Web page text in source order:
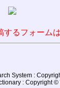
するフォーム
System :
: Copyright